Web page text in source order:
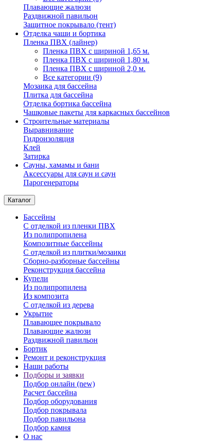
Плавающие жалюзи
Раздвижной павильон
Защитное покрывало (тент)
Отделка чаши и бортика
Пленка ПВХ (лайнер)
Пленка ПВХ с шириной 1,65 м.
Пленка ПВХ с шириной 1,80 м.
Пленка ПВХ с шириной 2,0 м.
Все категории (9)
Мозаика для бассейна
Плитка для бассейна
Отделка бортика бассейна
Чашковые пакеты для каркасных бассейнов
Строительные материалы
Выравнивание
Гидроизоляция
Клей
Затирка
Сауны, хамамы и бани
Аксессуары для саун и саун
Парогенераторы
Каталог
Бассейны
С отделкой из пленки ПВХ
Из полипропилена
Композитные бассейны
С отделкой из плитки/мозаики
Сборно-разборные бассейны
Реконструкция бассейна
Купели
Из полипропилена
Из композита
С отделкой из дерева
Укрытие
Плавающее покрывало
Плавающие жалюзи
Раздвижной павильон
Бортик
Ремонт и реконструкция
Наши работы
Подборы и заявки
Подбор онлайн (new)
Расчет бассейна
Подбор оборудования
Подбор покрывала
Подбор павильона
Подбор камня
О нас